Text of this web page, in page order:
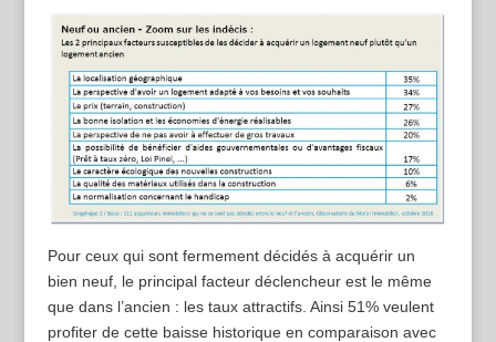
Pour ceux qui sont fermement décidés à acquérir un
bien neuf, le principal facteur déclencheur est le même
que dans l’ancien : les taux attractifs. Ainsi 51% veulent
profiter de cette baisse historique en comparaison avec